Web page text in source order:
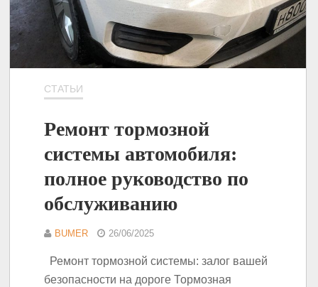
СТАТЬИ
Ремонт тормозной
системы автомобиля:
полное руководство по
обслуживанию
BUMER 26/06/2025
Ремонт тормозной системы: залог вашей
безопасности на дороге Тормозная